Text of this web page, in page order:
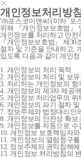
개인정보처리방침
'㈜포스코이앤씨'(이하 '포
위해 『개인정보보호법』
개인정보를 처리하고 안전
『개인정보보호법』 제
절차 및 기준을 안내하고,
있도록 다음과 같이 개인
1. 개인정보의 처리 목적
2. 개인정보의 처리 및 보
3. 처리하는 개인정보의 항
4. 개인정보의 제3자 제공
5. 개인정보 처리업무의 위
6. 개인정보의 파기 절차
7. 정보주체와 법정대리인
8. 개인정보의 안전성 확보
9. 개인정보를 자동으로 수
10. 개인정보 보호책임자
11. 개인정보의 열람청구
12. 정보주체의 권익침해
13. 개인정보 처리방침의